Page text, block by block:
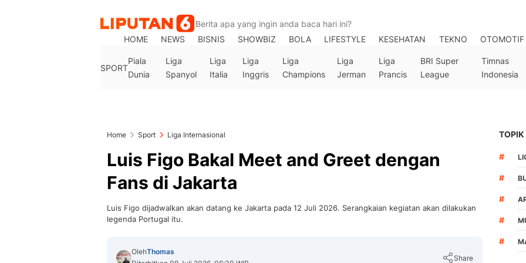
HOME
NEWS BISNIS SHOWBIZ BOLA LIFESTYLE KESEHATAN TEKNO OTOMOTIF
SPORT
Piala
Dunia
Liga
Spanyol
Liga
Italia
Liga
Inggris
Liga
Champions
Liga
Jerman
Liga
Prancis
BRI Super
League
Timnas
Indonesia
Home Sport Liga Internasional
Luis Figo Bakal Meet and Greet dengan
Fans di Jakarta
Luis Figo dijadwalkan akan datang ke Jakarta pada 12 Juli 2026. Serangkaian kegiatan akan dilakukan
legenda Portugal itu.
OlehThomas
Share
TOPIK
#
#
#
#
#